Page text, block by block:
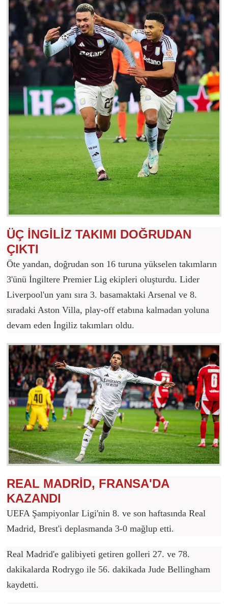
ÜÇ İNGİLİZ TAKIMI DOĞRUDAN
ÇIKTI
Öte yandan, doğrudan son 16 turuna yükselen takımların
3'ünü İngiltere Premier Lig ekipleri oluşturdu. Lider
Liverpool'un yanı sıra 3. basamaktaki Arsenal ve 8.
sıradaki Aston Villa, play-off etabına kalmadan yoluna
devam eden İngiliz takımları oldu.
REAL MADRİD, FRANSA'DA
KAZANDI
UEFA Şampiyonlar Ligi'nin 8. ve son haftasında Real
Madrid, Brest'i deplasmanda 3-0 mağlup etti.
Real Madrid'e galibiyeti getiren golleri 27. ve 78.
dakikalarda Rodrygo ile 56. dakikada Jude Bellingham
kaydetti.